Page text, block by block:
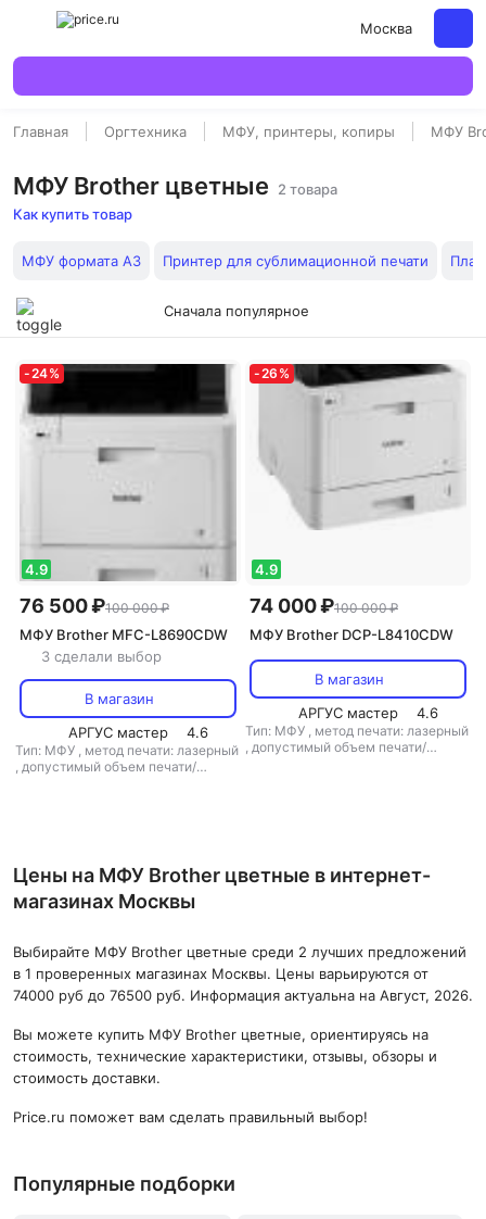
Москва
Главная Оргтехника МФУ, принтеры, копиры МФУ
МФУ Brother цветные
2 товара
Как купить товар
МФУ формата А3 Принтер для сублимационной печати
Сначала популярное
-24%
4.9
76 500 ₽100 000 ₽
МФУ Brother MFC-L8690CDW
3 сделали выбор
В магазин
АРГУС мастер
4.6
Тип: МФУ , метод печати: лазерный
, допустимый объем печати/
-26 %
4.9
74 000 ₽100 000 ₽
МФУ Brother DCP-L8410CDW
В магазин
АРГУС мастер
4.6
Тип: МФУ , метод печати: лазерный
, допустимый объем печати/
Цены на МФУ Brother цветные в интернет-
магазинах Москвы
Выбирайте МФУ Brother цветные среди 2 лучших предложений
в 1 проверенных магазинах Москвы. Цены варьируются от
74000 руб до 76500 руб. Информация актуальна на Август, 2026.
Вы можете купить МФУ Brother цветные, ориентируясь на
стоимость, технические характеристики, отзывы, обзоры и
стоимость доставки.
Price.ru поможет вам сделать правильный выбор!
Популярные подборки